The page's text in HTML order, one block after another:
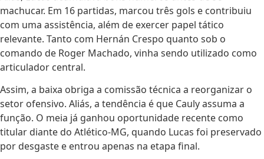
machucar. Em 16 partidas, marcou três gols e contribuiu
com uma assistência, além de exercer papel tático
relevante. Tanto com Hernán Crespo quanto sob o
comando de Roger Machado, vinha sendo utilizado como
articulador central.
Assim, a baixa obriga a comissão técnica a reorganizar o
setor ofensivo. Aliás, a tendência é que Cauly assuma a
função. O meia já ganhou oportunidade recente como
titular diante do Atlético-MG, quando Lucas foi preservado
por desgaste e entrou apenas na etapa final.